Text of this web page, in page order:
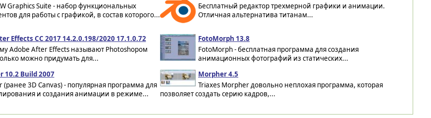
Graphics Suite - набор функциональных
для работы с графикой, в состав которого...
Бесплатный редактор трехмерной графики и анимации.
Отличная альтернатива титанам...
Effects CC 2017 14.2.0.198/2020 17.1.0.72
Adobe After Effects называют Photoshopом
можно придумать для...
FotoMorph 13.8
FotoMorph - бесплатная программа для создания
анимационных фотографий из статических...
10.2 Build 2007
(ранее 3D Canvas) - популярная программа для
и создания анимации в режиме...
Morpher 4.5
Triaxes Morpher довольно неплохая программа, которая
позволяет создать серию кадров,...